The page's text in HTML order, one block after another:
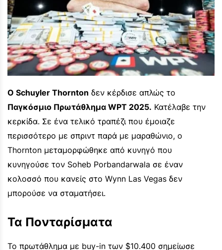
Ο Schuyler Thornton δεν κέρδισε απλώς το
Παγκόσμιο Πρωτάθλημα WPT 2025. Κατέλαβε την
κερκίδα. Σε ένα τελικό τραπέζι που έμοιαζε
περισσότερο με σπριντ παρά με μαραθώνιο, ο
Thornton μεταμορφώθηκε από κυνηγό που
κυνηγούσε τον Soheb Porbandarwala σε έναν
κολοσσό που κανείς στο Wynn Las Vegas δεν
μπορούσε να σταματήσει.
Τα Πονταρίσματα
Το πρωτάθλημα με buy-in των $10.400 σημείωσε